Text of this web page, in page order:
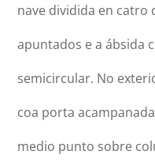
nave dividida en
apuntados e a ábsida
semicircular. No
coa porta
medio punto sobre